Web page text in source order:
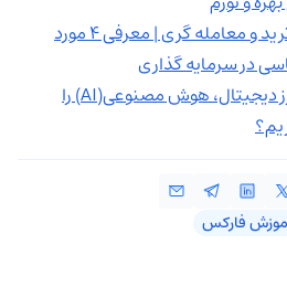
کنترل احساسات در ترید و معامله گری | معرفی 4 مورد
در سرمایه گذاری
چگونه با بلاکچین و ارز دیجیتال، هوش مصنوعی(AI) را
فارکس